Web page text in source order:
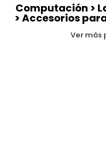
Computación >
> Accesorios
Ver más